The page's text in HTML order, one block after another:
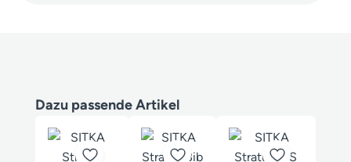
Produktgalerie überspringen
Dazu passende Artikel